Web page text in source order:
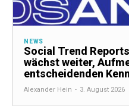
NEWS
Social Trend
wächst weiter,
entscheidenden
Alexander Hein - 3. August 2026